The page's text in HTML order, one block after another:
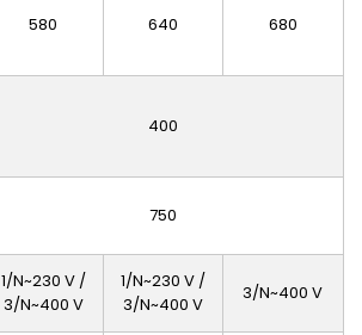
580 640 680
400
750
1/N~230 V /
3/N~400 V
1/N~230 V /
3/N~400 V
3/N~400 V